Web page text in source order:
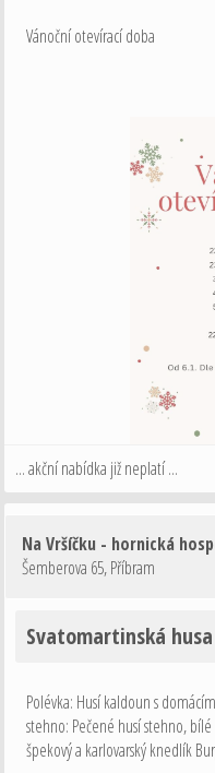
Vánoční otevírací doba
... akční nabídka již neplatí ...
Na Vršíčku - hornická
Šemberova 65,Příbram
Svatomartinská husa
Polévka: Husí kaldoun s
stehno: Pečené husí stehno,
špekový a karlovarský knedlík